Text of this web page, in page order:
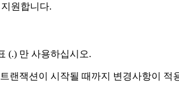
원합니다.
(.) 만 사용하십시오.
랜잭션이 시작될 때까지 변경사항이 적